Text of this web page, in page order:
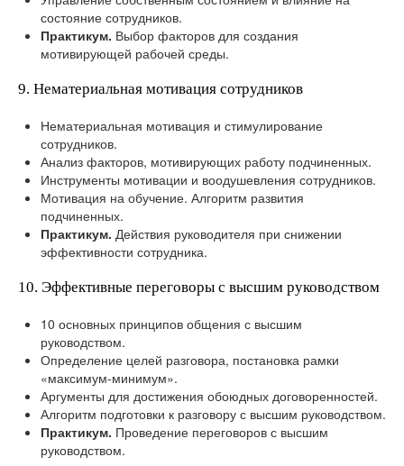
состояние сотрудников.
Практикум. Выбор факторов для создания
мотивирующей рабочей среды.
9. Нематериальная мотивация сотрудников
Нематериальная мотивация и стимулирование
сотрудников.
Анализ факторов, мотивирующих работу подчиненных.
Инструменты мотивации и воодушевления сотрудников.
Мотивация на обучение. Алгоритм развития
подчиненных.
Практикум. Действия руководителя при снижении
эффективности сотрудника.
10. Эффективные переговоры с высшим руководством
10 основных принципов общения с высшим
руководством.
Определение целей разговора, постановка рамки
«максимум-минимум».
Аргументы для достижения обоюдных договоренностей.
Алгоритм подготовки к разговору с высшим руководством.
Практикум. Проведение переговоров с высшим
руководством.